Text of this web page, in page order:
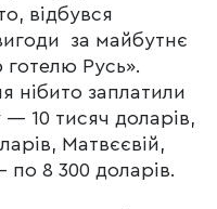
відбувся
за майбутнє
готелю Русь».
нібито заплатили
— 10 тисяч доларів,
Матвєєвій,
по 8 300 доларів.